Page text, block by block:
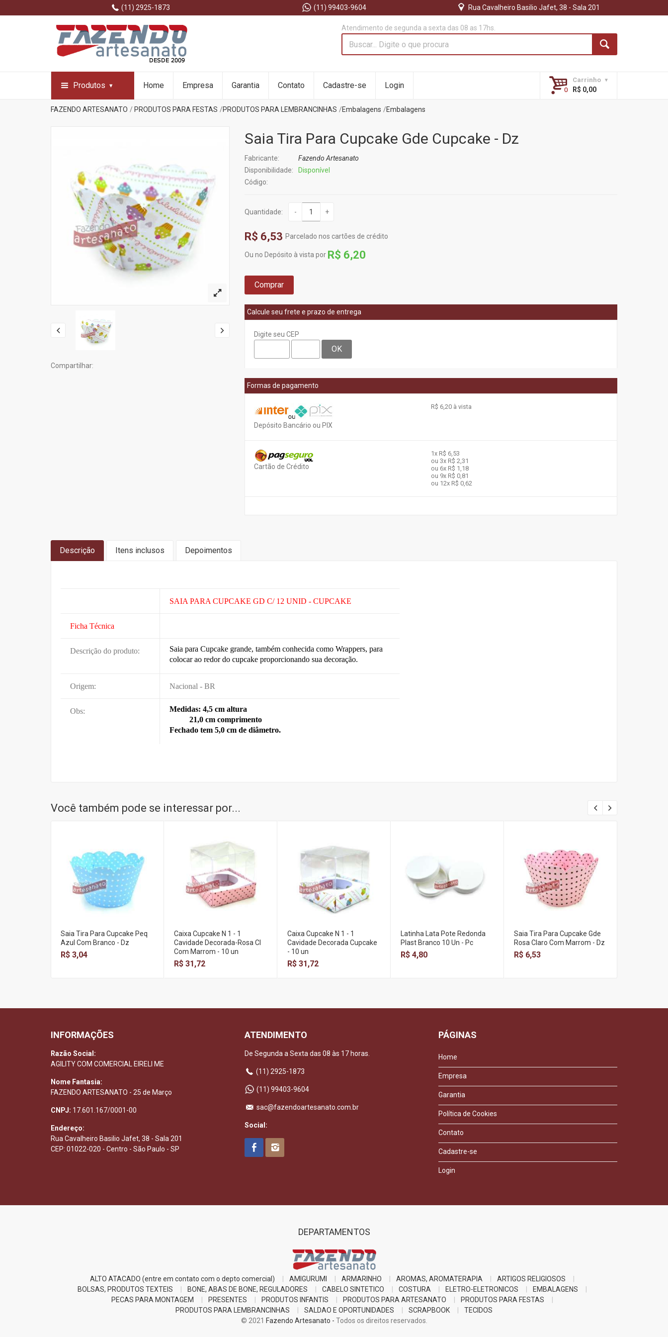
(11) 2925-1873 (11) 99403-9604 Rua Cavalheiro Basilio Jafet, 38 - Sala 201
Atendimento de segunda a sexta das 08 as 17hs.
Produtos Home Empresa Garantia Contato Cadastre-se Login
Carrinho
R$ 0,00
FAZENDO ARTESANATO PRODUTOS PARA FESTAS PRODUTOS PARA LEMBRANCINHAS Embalagens Embalagens
Compartilhar:
Saia Tira Para Cupcake Gde Cupcake - Dz
Fabricante:
Fazendo Artesanato
Disponibilidade:
Disponível
Código:
Quantidade: - +
R$ 6,53 Parcelado nos cartões de crédito
Ou no Depósito à vista por R$ 6,20
Comprar
Calcule seu frete e prazo de entrega
Digite seu CEP
OK
Formas de pagamento
Depósito Bancário ou PIX
R$ 6,20 à vista
Cartão de Crédito
1x R$ 6,53
ou 3x R$ 2,31
ou 6x R$ 1,18
ou 9x R$ 0,81
ou 12x R$ 0,62
Descrição Itens inclusos Depoimentos
SAIA PARA CUPCAKE GD C/ 12 UNID - CUPCAKE
Ficha Técnica
Descrição do produto:
Saia para Cupcake grande, também conhecida como Wrappers, para
colocar ao redor do cupcake proporcionando sua decoração.
Origem: Nacional - BR
Obs:
Medidas: 4,5 cm altura
21,0 cm comprimento
Fechado tem 5,0 cm de diâmetro.
Você também pode se interessar por...
Saia Tira Para Cupcake Peq
Azul Com Branco - Dz
R$ 3,04
Caixa Cupcake N 1 - 1
Cavidade Decorada-Rosa Cl
Com Marrom - 10 un
R$ 31,72
Caixa Cupcake N 1 - 1
Cavidade Decorada Cupcake
- 10 un
R$ 31,72
Latinha Lata Pote Redonda
Plast Branco 10 Un - Pc
R$ 4,80
Saia Tira Para Cupcake Gde
Rosa Claro Com Marrom - Dz
R$ 6,53
INFORMAÇÕES
Razão Social:
AGILITY COM COMERCIAL EIRELI ME
Nome Fantasia:
FAZENDO ARTESANATO - 25 de Março
CNPJ: 17.601.167/0001-00
Endereço:
Rua Cavalheiro Basilio Jafet, 38 - Sala 201
CEP: 01022-020 - Centro - São Paulo - SP
ATENDIMENTO
De Segunda a Sexta das 08 às 17 horas.
(11) 2925-1873
(11) 99403-9604
sac@fazendoartesanato.com.br
Social:
PÁGINAS
Home
Empresa
Garantia
Política de Cookies
Contato
Cadastre-se
Login
DEPARTAMENTOS
ALTO ATACADO (entre em contato com o depto comercial) AMIGURUMI ARMARINHO AROMAS, AROMATERAPIA
ARTIGOS RELIGIOSOS
BOLSAS, PRODUTOS TEXTEIS
BONE, ABAS DE BONE, REGULADORES CABELO SINTETICO COSTURA ELETRO-ELETRONICOS
EMBALAGENS
PECAS PARA MONTAGEM
PRESENTES PRODUTOS INFANTIS PRODUTOS PARA ARTESANATO
PRODUTOS PARA FESTAS
PRODUTOS PARA LEMBRANCINHAS
SALDAO E OPORTUNIDADES SCRAPBOOK
TECIDOS
© 2021 Fazendo Artesanato - Todos os direitos reservados.